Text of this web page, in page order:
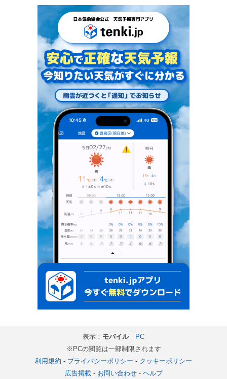
表示： モバイル｜ PC
※PCの閲覧は一部制限されます
利用規約 - プライバシーポリシー - クッキーポリシー
広告掲載- お問い合わせ- ヘルプ